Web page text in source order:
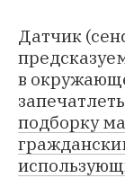
Датчик
в
подборку